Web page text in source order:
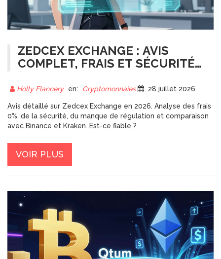
ZEDCEX EXCHANGE : AVIS
COMPLET, FRAIS ET SÉCURITÉ
(2026)
Holly Flannery en: Cryptomonnaies 28 juillet 2026
Avis détaillé sur Zedcex Exchange en 2026. Analyse des frais
0%, de la sécurité, du manque de régulation et comparaison
avec Binance et Kraken. Est-ce fiable ?
VOIR PLUS